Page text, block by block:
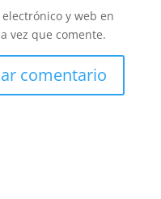
y web en
vez que comente.